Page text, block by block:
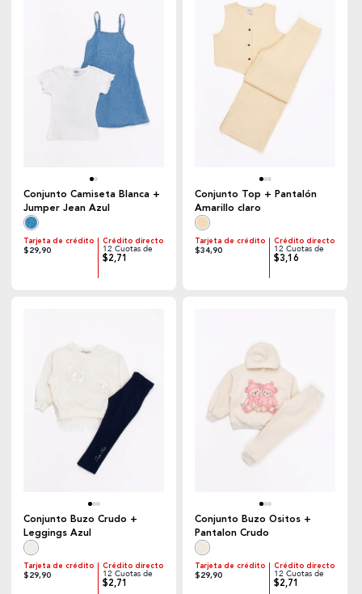
Conjunto Camiseta Blanca +
Jumper Jean Azul
Tarjeta de crédito
$29,90
Crédito directo
12 Cuotas de
$2,71
Conjunto Top + Pantalón
Amarillo claro
Tarjeta de crédito
$34,90
Crédito directo
12 Cuotas de
$3,16
Conjunto Buzo Crudo +
Leggings Azul
Tarjeta de crédito
$29,90
Crédito directo
12 Cuotas de
$2,71
Conjunto Buzo Ositos +
Pantalon Crudo
Tarjeta de crédito
$29,90
Crédito directo
12 Cuotas de
$2,71